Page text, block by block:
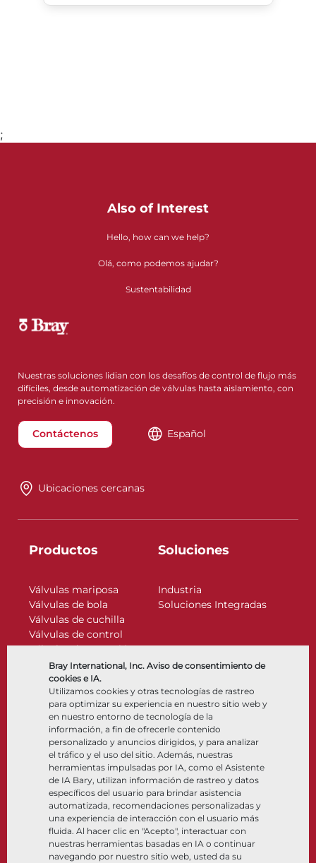
Bray International, Inc. Aviso de consentimiento de
cookies e IA.
Utilizamos cookies y otras tecnologías de rastreo
para optimizar su experiencia en nuestro sitio web y
en nuestro entorno de tecnología de la
información, a fin de ofrecerle contenido
personalizado y anuncios dirigidos, y para analizar
el tráfico y el uso del sitio. Además, nuestras
herramientas impulsadas por IA, como el Asistente
de IA Bary, utilizan información de rastreo y datos
específicos del usuario para brindar asistencia
automatizada, recomendaciones personalizadas y
una experiencia de interacción con el usuario más
fluida. Al hacer clic en "Acepto", interactuar con
nuestras herramientas basadas en IA o continuar
navegando por nuestro sitio web, usted da su
;
Also of Interest
Hello, how can we help?
Olá, como podemos ajudar?
Sustentabilidad
Nuestras soluciones lidian con los desafíos de control de flujo más
difíciles, desde automatización de válvulas hasta aislamiento, con
precisión e innovación.
Contáctenos Español
Ubicaciones cercanas
Productos
Válvulas mariposa
Válvulas de bola
Válvulas de cuchilla
Válvulas de control
Válvulas de retención
Actuadores
Accesorios de control
Criogénico
Soluciones
Industria
Soluciones Integradas
Compañía
Nosotros
Ubicaciones
Asociación
Sostenibilidad
Portal del cliente
Recursos
Documentos
Centro de información
Software
Selección de materiales
Síganos LinkedIn